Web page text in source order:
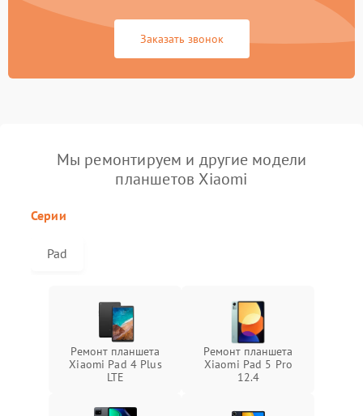
Заказать звонок
Мы ремонтируем и другие модели
планшетов Xiaomi
Серии
Pad
Ремонт планшета
Xiaomi Pad 4 Plus
LTE
Ремонт планшета
Xiaomi Pad 5 Pro
12.4